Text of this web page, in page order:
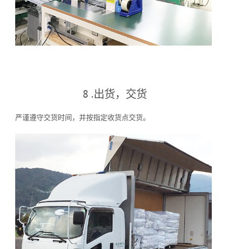
8 .出货，交货
严谨遵守交货时间，并按指定收货点交货。